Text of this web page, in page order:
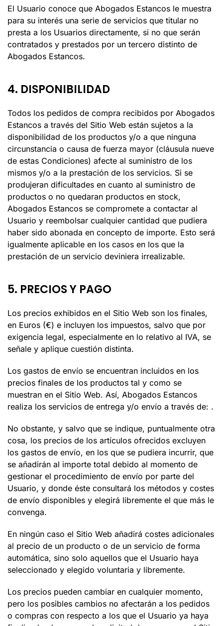
El Usuario conoce que Abogados Estancos le muestra
para su interés una serie de servicios que titular no
presta a los Usuarios directamente, si no que serán
contratados y prestados por un tercero distinto de
Abogados Estancos.
4. DISPONIBILIDAD
Todos los pedidos de compra recibidos por Abogados
Estancos a través del Sitio Web están sujetos a la
disponibilidad de los productos y/o a que ninguna
circunstancia o causa de fuerza mayor (cláusula nueve
de estas Condiciones) afecte al suministro de los
mismos y/o a la prestación de los servicios. Si se
produjeran dificultades en cuanto al suministro de
productos o no quedaran productos en stock,
Abogados Estancos se compromete a contactar al
Usuario y reembolsar cualquier cantidad que pudiera
haber sido abonada en concepto de importe. Esto será
igualmente aplicable en los casos en los que la
prestación de un servicio deviniera irrealizable.
5. PRECIOS Y PAGO
Los precios exhibidos en el Sitio Web son los finales,
en Euros (€) e incluyen los impuestos, salvo que por
exigencia legal, especialmente en lo relativo al IVA, se
señale y aplique cuestión distinta.
Los gastos de envío se encuentran incluidos en los
precios finales de los productos tal y como se
muestran en el Sitio Web. Así, Abogados Estancos
realiza los servicios de entrega y/o envío a través de: .
No obstante, y salvo que se indique, puntualmente otra
cosa, los precios de los artículos ofrecidos excluyen
los gastos de envío, en los que se pudiera incurrir, que
se añadirán al importe total debido al momento de
gestionar el procedimiento de envío por parte del
Usuario, y donde éste consultará los métodos y costes
de envío disponibles y elegirá libremente el que más le
convenga.
En ningún caso el Sitio Web añadirá costes adicionales
al precio de un producto o de un servicio de forma
automática, sino solo aquellos que el Usuario haya
seleccionado y elegido voluntaria y libremente.
Los precios pueden cambiar en cualquier momento,
pero los posibles cambios no afectarán a los pedidos
o compras con respecto a los que el Usuario ya haya